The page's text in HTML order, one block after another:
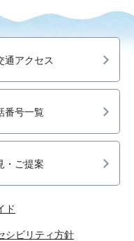
通アクセス
番号一覧
・ご提案
ド
シビリティ方針